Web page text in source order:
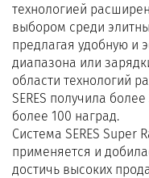
технологией
выбором среди
предлагая удобную и
диапазона или
области технологий
SERES получила
более 100 наград.
Система SERES Super
применяется и
достичь высоких